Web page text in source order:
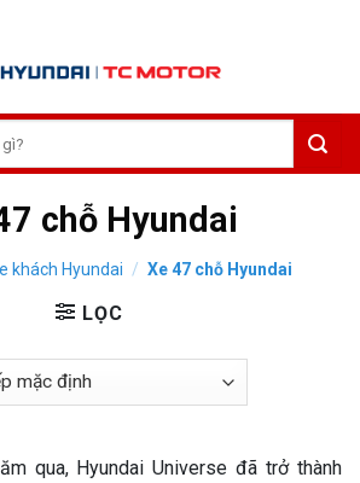
chỗ Hyundai
khách Hyundai / Xe 47 chỗ Hyundai
LỌC
qua, Hyundai Universe đã trở thành